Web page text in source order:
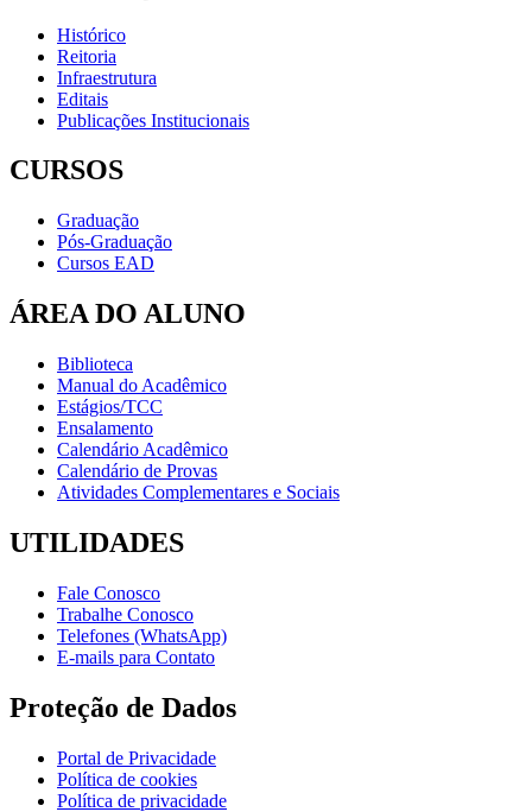
Histórico
Reitoria
Infraestrutura
Editais
Publicações Institucionais
CURSOS
Graduação
Pós-Graduação
Cursos EAD
ÁREA DO ALUNO
Biblioteca
Manual do Acadêmico
Estágios/TCC
Ensalamento
Calendário Acadêmico
Calendário de Provas
Atividades Complementares e Sociais
UTILIDADES
Fale Conosco
Trabalhe Conosco
Telefones (WhatsApp)
E-mails para Contato
Proteção de Dados
Portal de Privacidade
Política de cookies
Política de privacidade